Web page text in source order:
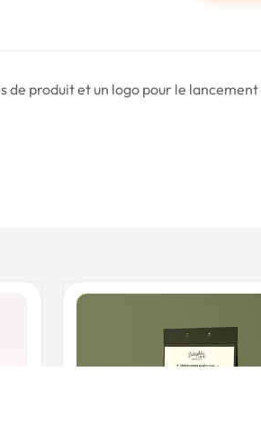
produit et un logo pour le lancement